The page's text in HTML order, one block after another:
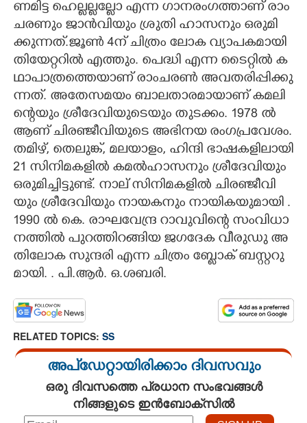
ണ​മി​ട്ട​ ​ഹെ​ല്ല​ല്ല​ല്ലോ​ ​എ​ന്ന​ ​ഗാ​ന​രം​ഗ​ത്താ​ണ് ​രാം​
ച​ര​ണും​ ​ജാ​ൻ​വി​യും​ ​ശ്രു​തി​ ​ഹാ​സ​നും​ ​ഒ​രു​മി​
ക്കു​ന്ന​ത്.​ജൂ​ൺ​ 4​ന് ​ചി​ത്രം​ ​ലോ​ക​ ​വ്യാ​പ​ക​മാ​യി​ ​
തി​യേ​റ്റ​റി​ൽ​ ​എ​ത്തും.​ ​പെ​ദ്ധി​ ​എ​ന്ന​ ​ടൈ​റ്റി​ൽ​ ​ക​
ഥാ​പാ​ത്ര​ത്തെ​യാ​ണ് ​രാം​ച​ര​ൺ​ ​അ​വ​ത​രി​പ്പി​ക്കു​
ന്ന​ത്.​ ​അ​തേ​സ​മ​യം ബാ​ല​താ​ര​മാ​യാ​ണ് ​ക​മ​ലി​
ന്റെ​യും​ ​ശ്രീ​ദേ​വി​യു​ടെ​യും​ ​തു​ട​ക്കം.​ 1978​ ​ൽ​ ​
ആ​ണ് ​ചി​ര​ഞ്ജീ​വി​യു​ടെ​ ​അ​ഭി​ന​യ​ ​രം​ഗ​പ്ര​വേ​ശം.​
​ത​മി​ഴ്,​ ​തെ​ലു​ങ്ക്,​ ​മ​ല​യാ​ളം,​ ​ഹി​ന്ദി​ ​ഭാ​ഷ​ക​ളി​ലാ​യി​
21​ ​സി​നി​മ​ക​ളി​ൽ​ ​ക​മ​ൽ​ഹാ​സ​നും​ ​ശ്രീ​ദേ​വി​യും​ ​
ഒ​രു​മി​ച്ചി​ട്ടു​ണ്ട്.​ ​നാ​ല് ​സി​നി​മ​ക​ളി​ൽ​ ​ചി​ര​ഞ്ജീ​വി​
യും​ ​ശ്രീ​ദേ​വി​യും​ ​നാ​യ​ക​നും​ ​നാ​യി​ക​യു​മാ​യി​ .​
1990​ ​ൽ​ ​കെ.​ ​രാ​ഘ​വേ​ന്ദ്ര​ ​റാ​വു​വി​ന്റെ​ ​സം​വി​ധാ​
ന​ത്തി​ൽ​ ​പു​റ​ത്തി​റ​ങ്ങി​യ​ ​ജ​ഗ​ദേ​ക​ ​വീ​രു​ഡു​ ​അ​
തി​ലോ​ക​ ​സു​ന്ദ​രി​ ​എ​ന്ന​ ​ചി​ത്രം​ ​ബ്ളോ​ക് ​ബ​സ്റ്റ​റു​
മാ​യി. .​ ​പി.​ആ​ർ.​ ​ഒ.​ശ​ബ​രി.
RELATED TOPICS: SS
അപ്ഡേറ്റായിരിക്കാം ദിവസവും
ഒരു ദിവസത്തെ പ്രധാന സംഭവങ്ങൾ
നിങ്ങളുടെ ഇൻബോക്സിൽ